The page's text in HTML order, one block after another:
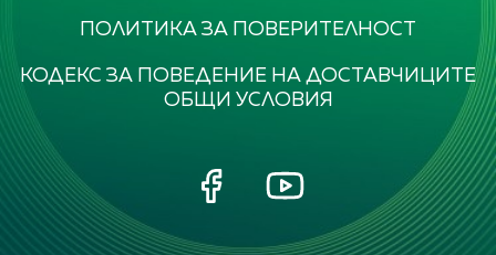
ПОЛИТИКА ЗА ПОВЕРИТЕЛНОСТ
КОДЕКС ЗА ПОВЕДЕНИЕ НА ДОСТАВЧИЦИТЕ
ОБЩИ УСЛОВИЯ